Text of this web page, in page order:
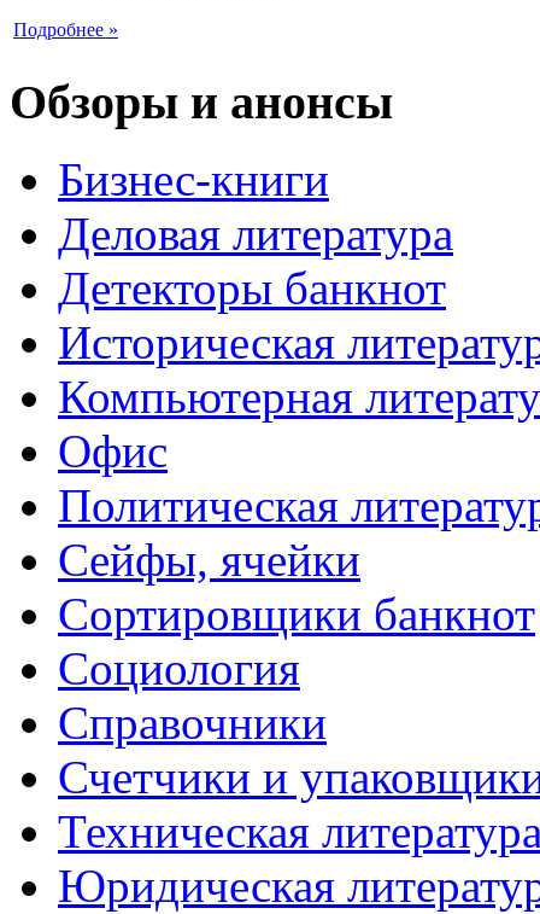
Подробнее »
Обзоры и анонсы
Бизнес-книги
Деловая литература
Детекторы банкнот
Историческая
Компьютерная
Офис
Политическая
Сейфы, ячейки
Сортировщики банкнот
Социология
Справочники
Счетчики и
Техническая
Юридическая